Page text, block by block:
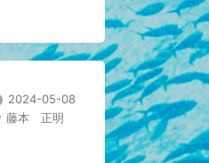
2024-05-08
藤本 正明